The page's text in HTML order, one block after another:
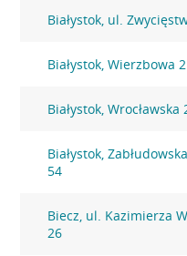
Białystok, ul.
Białystok, Wierzbowa 2
Białystok, Wrocławska
Białystok, Zabłudowska
54
Biecz, ul. Kazimierza
26